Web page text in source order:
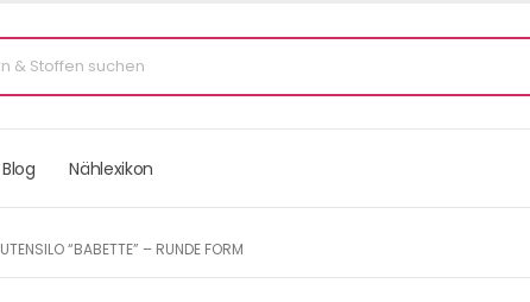
Blog Nählexikon
UTENSILO “BABETTE” – RUNDE FORM